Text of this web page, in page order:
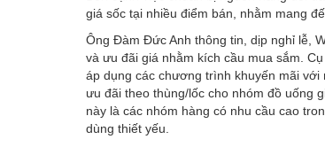
giá sốc tại nhiều điểm bán, nhằm mang
Ông Đàm Đức Anh thông tin, dịp nghỉ lễ,
và ưu đãi giá nhằm kích cầu mua sắm.
áp dụng các chương trình khuyến mãi
ưu đãi theo thùng/lốc cho nhóm đồ uống
này là các nhóm hàng có nhu cầu cao
dùng thiết yếu.